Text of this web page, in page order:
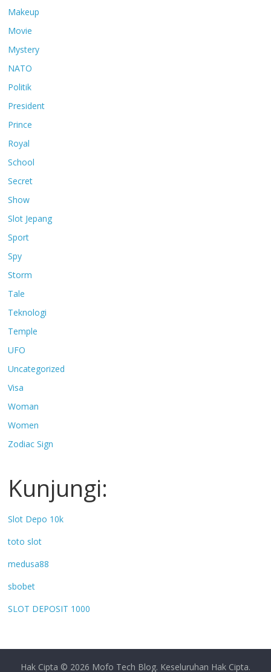
Makeup
Movie
Mystery
NATO
Politik
President
Prince
Royal
School
Secret
Show
Slot Jepang
Sport
Spy
Storm
Tale
Teknologi
Temple
UFO
Uncategorized
Visa
Woman
Women
Zodiac Sign
Kunjungi:
Slot Depo 10k
toto slot
medusa88
sbobet
SLOT DEPOSIT 1000
Hak Cipta © 2026 Mofo Tech Blog. Keseluruhan Hak Cipta.